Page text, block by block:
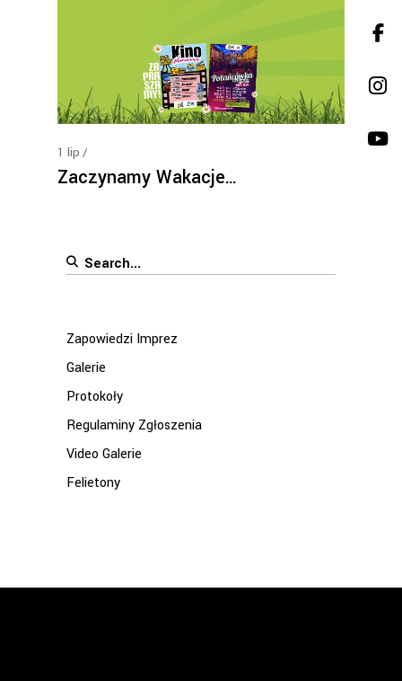
1 lip
Zaczynamy Wakacje…
Search
Zapowiedzi Imprez
Galerie
Protokoły
Regulaminy Zgłoszenia
Video Galerie
Felietony